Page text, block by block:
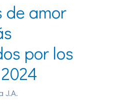
de amor
por los
J.A.